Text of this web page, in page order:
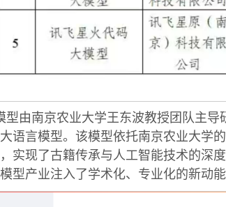
型由南京农业大学王东波教授团队主
语言模型。该模型依托南京农业大学
实现了古籍传承与人工智能技术的深
型产业注入了学术化、专业化的新动能